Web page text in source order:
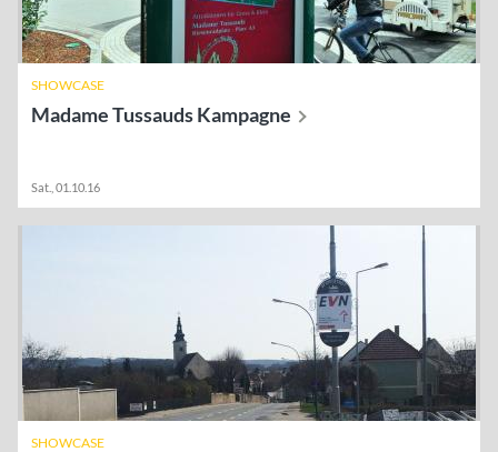
SHOWCASE
Madame TussaudsKampagne
Sat., 01.10.16
SHOWCASE